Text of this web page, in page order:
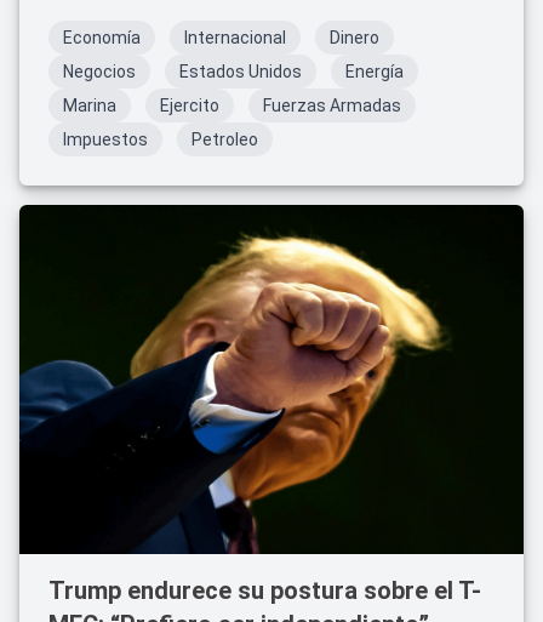
Economía Internacional
Dinero
Negocios
Estados Unidos
Energía
Marina
Ejercito
Fuerzas Armadas
Impuestos
Petroleo
Trump endurece su postura sobre el T-